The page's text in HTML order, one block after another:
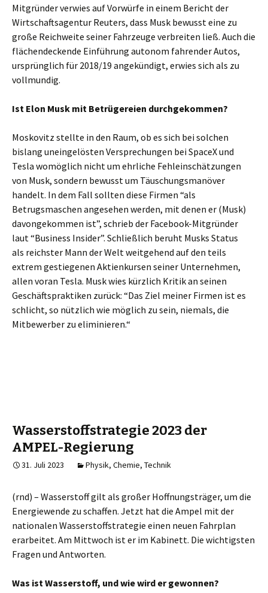
Mitgründer verwies auf Vorwürfe in einem Bericht der
Wirtschaftsagentur Reuters, dass Musk bewusst eine zu
große Reichweite seiner Fahrzeuge verbreiten ließ. Auch die
flächendeckende Einführung autonom fahrender Autos,
ursprünglich für 2018/19 angekündigt, erwies sich als zu
vollmundig.
Ist Elon Musk mit Betrügereien durchgekommen?
Moskovitz stellte in den Raum, ob es sich bei solchen
bislang uneingelösten Versprechungen bei SpaceX und
Tesla womöglich nicht um ehrliche Fehleinschätzungen
von Musk, sondern bewusst um Täuschungsmanöver
handelt. In dem Fall sollten diese Firmen “als
Betrugsmaschen angesehen werden, mit denen er (Musk)
davongekommen ist”, schrieb der Facebook-Mitgründer
laut “Business Insider”. Schließlich beruht Musks Status
als reichster Mann der Welt weitgehend auf den teils
extrem gestiegenen Aktienkursen seiner Unternehmen,
allen voran Tesla. Musk wies kürzlich Kritik an seinen
Geschäftspraktiken zurück: “Das Ziel meiner Firmen ist es
schlicht, so nützlich wie möglich zu sein, niemals, die
Mitbewerber zu eliminieren.“
Wasserstoffstrategie 2023 der
AMPEL-Regierung
31. Juli 2023 Physik, Chemie, Technik
(rnd) – Wasserstoff gilt als großer Hoffnungs­träger, um die
Energie­wende zu schaffen. Jetzt hat die Ampel mit der
nationalen Wasserstoffstrategie einen neuen Fahrplan
erarbeitet. Am Mittwoch ist er im Kabinett. Die wichtigsten
Fragen und Antworten.
Was ist Wasserstoff, und wie wird er gewonnen?